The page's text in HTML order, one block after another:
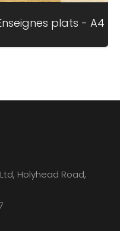
plats - A4
missing:
Holyhead Road,